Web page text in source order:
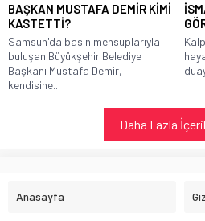
BAŞKAN MUSTAFA DEMİR KİMİ
KASTETTİ?
Samsun'da basın mensuplarıyla
buluşan Büyükşehir Belediye
Başkanı Mustafa Demir,
kendisine...
Daha Fazla
Anasayfa